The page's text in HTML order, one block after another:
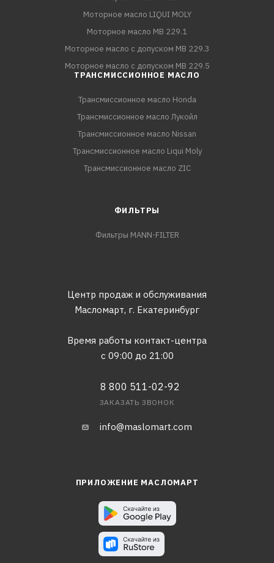
Моторное масло LIQUI MOLY
Моторное масло MB 229.1
Моторное масло с допуском MB 229.3
Моторное масло с допуском MB 229.5
ТРАНСМИССИОННОЕ МАСЛО
Трансмиссионное масло Honda
Трансмиссионное масло Лукойл
Трансмиссионное масло Nissan
Трансмиссионное масло Liqui Moly
Трансмиссионное масло ZIC
ФИЛЬТРЫ
Фильтры MANN-FILTER
Центр продаж и обслуживания
Масломарт, г. Екатеринбург
Время работы контакт-центра
с 09:00 до 21:00
8 800 511-02-92
ЗАКАЗАТЬ ЗВОНОК
info@maslomart.com
ПРИЛОЖЕНИЕ МАСЛОМАРТ